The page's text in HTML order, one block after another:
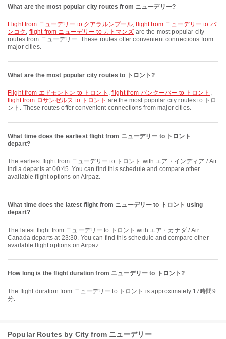
What are the most popular city routes from ニューデリー?
flight from ニューデリー to クアラルンプール,flight from ニューデリー to バ
ンコク , flight from ニューデリー to カトマンズ are the most popular city
routes from ニューデリー. These routes offer convenient connections from
major cities.
What are the most popular city routes to トロント?
flight from エドモントン to トロント , flight from バンクーバー to トロント ,
flight from ロサンゼルス to トロント are the most popular city routes to トロ
ント. These routes offer convenient connections from major cities.
What time does the earliest flight from ニューデリー to トロント
depart?
The earliest flight from ニューデリー to トロント with エア・インディア / Air
India departs at 00:45. You can find this schedule and compare other
available flight options on Airpaz.
What time does the latest flight from ニューデリー to トロント using
depart?
The latest flight from ニューデリー to トロント with エア・カナダ / Air
Canada departs at 23:30. You can find this schedule and compare other
available flight options on Airpaz.
How long is the flight duration from ニューデリー to トロント?
The flight duration from ニューデリー to トロント is approximately 17時間9
分.
Popular Routes by City from ニューデリー